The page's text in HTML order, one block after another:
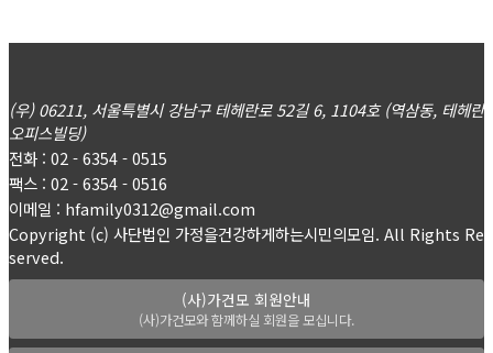
(우) 06211, 서울특별시 강남구 테헤란로 52길 6, 1104호 (역삼동, 테헤란
오피스빌딩)
전화 : 02 - 6354 - 0515
팩스 : 02 - 6354 - 0516
이메일 : hfamily0312@gmail.com
Copyright (c) 사단법인 가정을건강하게하는시민의모임. All Rights Re
served.
(사)가건모 회원안내
(사)가건모와 함께하실 회원을 모십니다.